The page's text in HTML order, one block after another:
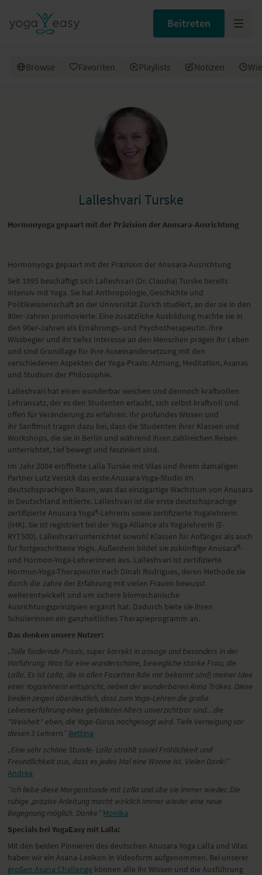
Beitreten
Browse Favoriten Playlists Notizen
Lalleshvari Turske
Hormonyoga gepaart mit der Präzision der Anusara-Ausrichtung
Hormonyoga gepaart mit der Präzision der Anusara-Ausrichtung
Seit 1995 beschäftigt sich Lalleshvari (Dr. Claudia) Turske bereits
intensiv mit Yoga. Sie hat Anthropologie, Geschichte und
Politikwissenschaft an der Universität Zürich studiert, an der sie in den
80er-Jahren promovierte. Eine zusätzliche Ausbildung machte sie in
den 90er-Jahren als Ernährungs- und Psychotherapeutin. Ihre
Wissbegier und ihr tiefes Interesse an den Menschen prägen ihr Leben
und sind Grundlage für ihre Auseinandersetzung mit den
verschiedenen Aspekten der Yoga-Praxis: Atmung, Meditation, Asanas
und Studium der Philosophie.
Lalleshvari hat einen wunderbar weichen und dennoch kraftvollen
Lehransatz, der es den Studenten erlaubt, sich selbst kraftvoll und
offen für Veränderung zu erfahren. Ihr profundes Wissen und
ihr Sanftmut tragen dazu bei, dass die Studenten ihrer Klassen und
Workshops, die sie in Berlin und während ihren zahlreichen Reisen
unterrichtet, tief bewegt und fasziniert sind.
Im Jahr 2004 eröffnete Lalla Turske mit Vilas und ihrem damaligen
Partner Lutz Versick das erste Anusara-Yoga-Studio im
deutschsprachigen Raum, was das einzigartige Wachstum von Anusara
in Deutschland initiierte. Lalleshvari ist die erste deutschsprachige
zertifizierte Anusara Yoga®-Lehrerin sowie zertifizierte Yogalehrerin
(IHK). Sie ist registriert bei der Yoga Alliance als Yogalehrerin (E-
RYT500). Lalleshvari unterrichtet sowohl Klassen für Anfänger als auch
für fortgeschrittene Yogis. Außerdem bildet sie zukünftige Anusara®-
und Hormon-Yoga-Lehrerinnen aus. Lalleshvari ist zertifizierte
Hormon-Yoga-Therapeutin nach Dinah Rodrigues, deren Methode sie
durch die Jahre der Erfahrung mit vielen Frauen bewusst
weiterentwickelt und um sichere biomechanische
Ausrichtungsprinzipien ergänzt hat. Dadurch biete sie ihren
Schülerinnen ein ganzheitliches Therapieprogramm an.
Das denken unsere Nutzer:
„Tolle fordernde Praxis, super korrekt in ansage und besonders in der
Vorführung. Was für eine wunderschöne, bewegliche starke Frau, die
Lalla. Es ist Lalla, die in allen Facetten 8die mir bekannt sind) meiner Idee
einer Yogalehrerin entspricht, neben der wunderbaren Anna Trökes. Diese
beiden zeigen überdeutlich, dass zum Yoga-Lehren die große
Lebenserfahrung eines gebildeten Alters unverzichtbar sind....die
"Weisheit" eben, die Yoga-Gurus nachgesagt wird. Tiefe Verneigung vor
diesen 3 Lehrern.” Bettina
„Eine sehr schöne Stunde- Lalla strahlt soviel Fröhlichkeit und
Freundlichkeit aus, dass es jedes Mal eine Wonne ist. Vielen Dank!”
Andrea
”Ich liebe diese Morgenstunde mit Lalla und übe sie immer wieder. Die
ruhige ,präzise Anleitung macht wirklich immer wieder eine neue
Begegnung möglich. Danke” Monika
Specials bei YogaEasy mit Lalla:
Mit den beiden Pionieren des deutschen Anusara Yoga Lalla und Vilas
haben wir ein Asana-Lexikon in Videoform aufgenommen. Bei unserer
großen Asana Challenge können alle ihr Wissen und die Ausführung